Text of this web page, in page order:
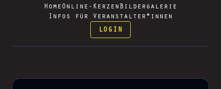
Home Online-Kerzen Bildergalerie
Infos für Veranstalter*innen
LOGIN